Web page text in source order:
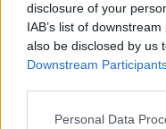
disclosure of your
IAB’s list of
also be disclosed by us
Downstream
Personal Data
Boardveteran
Zitat von Lurgino:↑
Auch wenn sich einige